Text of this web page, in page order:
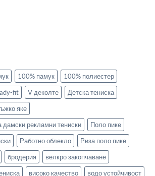
100% памук
100% полиестер
fit V деколте
Детска тениска
яке
дамски рекламни тениски
Поло пике
Работно облекло
Риза поло пике
бродерия
велкро закопчаване
високо качество
водо устойчивост